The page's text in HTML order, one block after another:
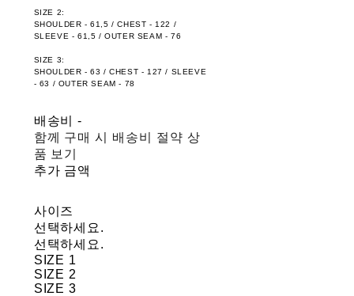
SIZE 2:
SHOULDER - 61,5 / CHEST - 122 /
SLEEVE - 61,5 / OUTER SEAM - 76
SIZE 3:
SHOULDER - 63 / CHEST - 127 / SLEEVE
- 63 / OUTER SEAM - 78
배송비-
함께 구매 시 배송비 절약 상
품 보기
추가 금액
사이즈
선택하세요.
선택하세요.
SIZE 1
SIZE 2
SIZE 3